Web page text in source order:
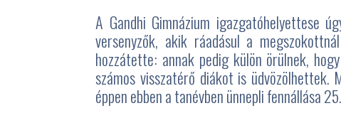
A Gandhi Gimnázium igazgatóhelyettese
versenyzők, akik ráadásul a
hozzátette: annak pedig külön örülnek,
számos visszatérő diákot is üdvözölhettek.
éppen ebben a tanévben ünnepli fennállása